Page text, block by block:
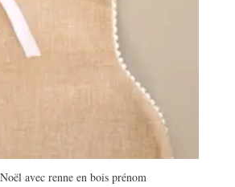
avec renne en bois prénom